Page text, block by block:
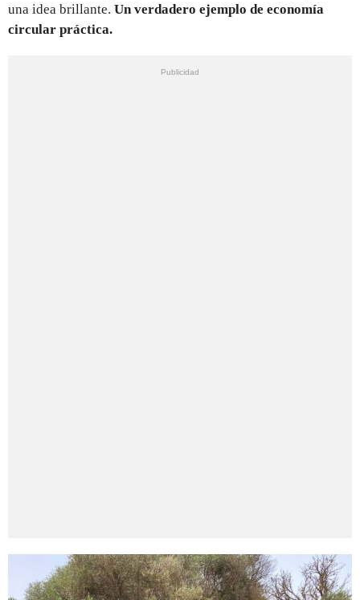
una idea brillante. Un verdadero ejemplo de economía
circular práctica.